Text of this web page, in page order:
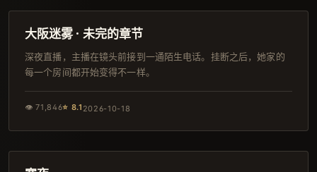
完结
大阪迷雾 · 未完的章节
深夜直播，主播在镜头前接到一通陌生电话。挂断之后，她家的
每一个房间都开始变得不一样。
👁71,846⭐ 8.1 2026-10-18
完结